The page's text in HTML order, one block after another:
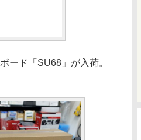
ード「SU68」が入荷。